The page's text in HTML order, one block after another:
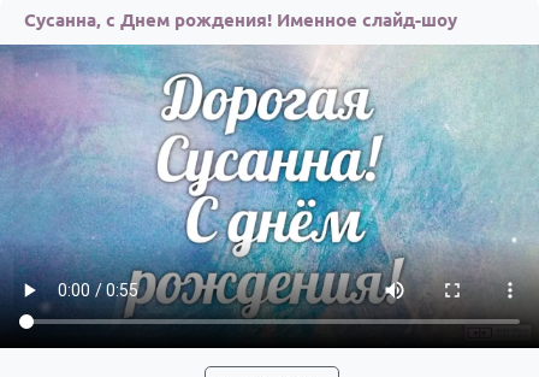
Открытки
Стихи и тексты
ПРАЗДНИКИ
С Днем рождения
Юбилей
Свадьба
Годовщина свадьбы
Календарь праздников
ОТЗЫВЫ
Сусанна, с Днем рождения! Именное слайд-шоу